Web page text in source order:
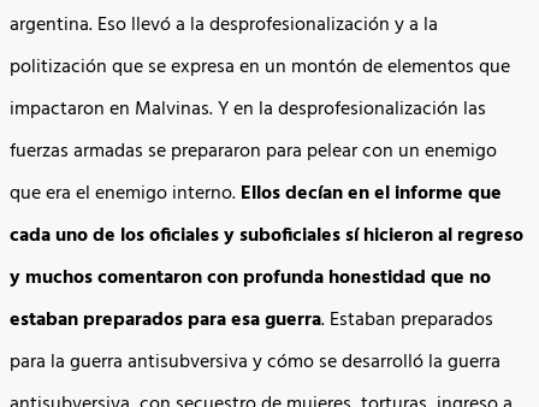
argentina. Eso llevó a la desprofesionalización y a la
politización que se expresa en un montón de elementos que
impactaron en Malvinas. Y en la desprofesionalización las
fuerzas armadas se prepararon para pelear con un enemigo
que era el enemigo interno.Ellos decían en el informe que
cada uno de los oficiales y suboficiales sí hicieron al regreso
y muchos comentaron con profunda honestidad que no
estaban preparados para esa guerra. Estaban preparados
para la guerra antisubversiva y cómo se desarrolló la guerra